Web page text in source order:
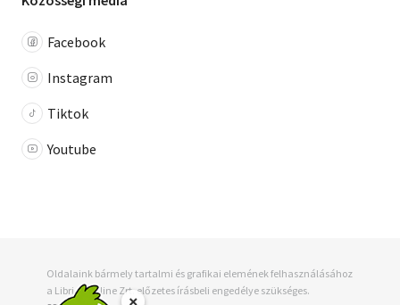
Facebook
Instagram
Tiktok
Youtube
Oldalaink bármely tartalmi és grafikai elemének felhasználásához
a Libri-Bookline Zrt. előzetes írásbeli engedélye szükséges.